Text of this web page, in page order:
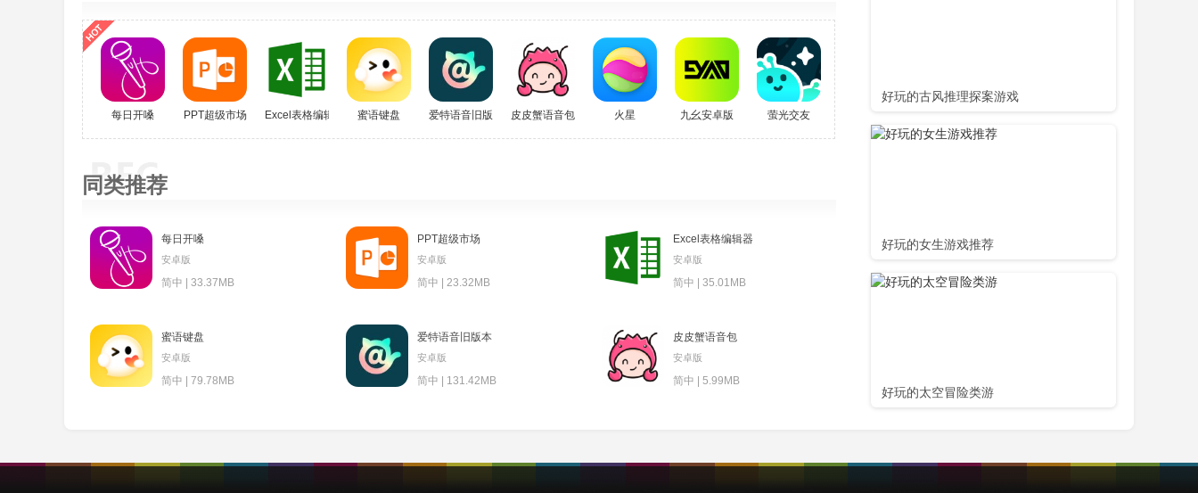
每日开嗓 PPT超级市场 Excel表格编辑器 蜜语键盘 爱特语音旧版本 皮皮蟹语音包 火星 九幺安卓版 萤光交友
同类推荐
每日开嗓
安卓版
简中 | 33.37MB
PPT超级市场
安卓版
简中 | 23.32MB
Excel表格编辑器
安卓版
简中 | 35.01MB
蜜语键盘
安卓版
简中 | 79.78MB
爱特语音旧版本
安卓版
简中 | 131.42MB
皮皮蟹语音包
安卓版
简中 | 5.99MB
好玩的古风推理探案游戏
好玩的女生游戏推荐
好玩的太空冒险类游